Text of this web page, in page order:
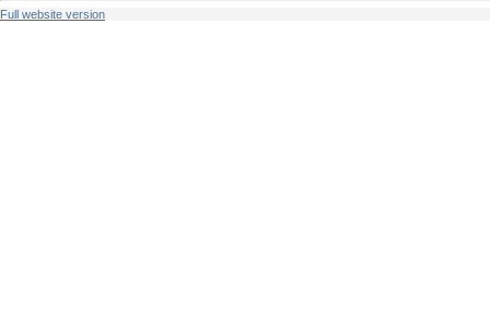
Full website version